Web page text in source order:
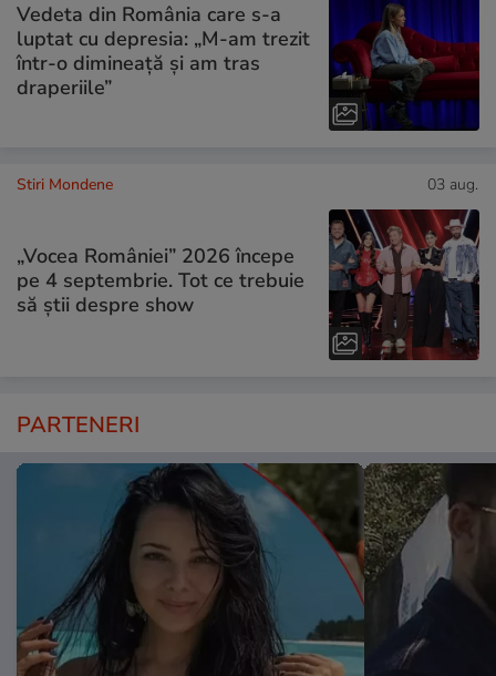
Vedeta din România care s-a
luptat cu depresia: „M-am trezit
într-o dimineață și am tras
draperiile”
Stiri Mondene 03 aug.
„Vocea României” 2026 începe
pe 4 septembrie. Tot ce trebuie
să știi despre show
PARTENERI